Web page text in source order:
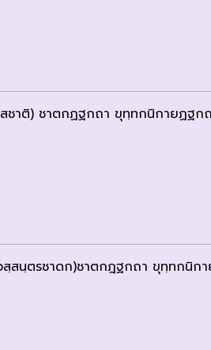
าติ) ชาตกฏฐกถา ขุทฺทกนิกายฏฐ
สนฺตรชาดก)ชาตกฎฐกถา ขุทฺทกนิก